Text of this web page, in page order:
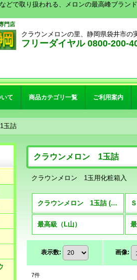
どで取り扱われる、メロンの最高峰ブラン
門店
クラウンメロンの里、静岡県袋井市の
フリーダイヤル 0800-200-
て 商品カテゴリ一覧 ご利用案内
玉詰
クラウンメロン 1玉詰
クラウンメロン 1玉用化粧箱入
クラウンメロン 1玉詰 (全商品)
最高級（L山）
表示数: 画像:
7件